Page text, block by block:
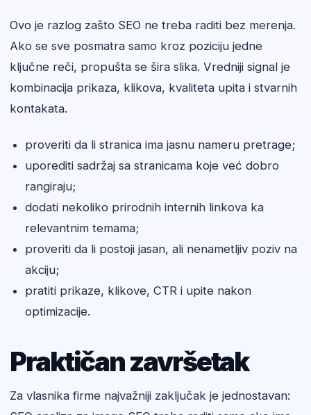
Ovo je razlog zašto SEO ne treba raditi bez merenja.
Ako se sve posmatra samo kroz poziciju jedne
ključne reči, propušta se šira slika. Vredniji signal je
kombinacija prikaza, klikova, kvaliteta upita i stvarnih
kontakata.
proveriti da li stranica ima jasnu nameru pretrage;
uporediti sadržaj sa stranicama koje već dobro
rangiraju;
dodati nekoliko prirodnih internih linkova ka
relevantnim temama;
proveriti da li postoji jasan, ali nenametljiv poziv na
akciju;
pratiti prikaze, klikove, CTR i upite nakon
optimizacije.
Praktičan završetak
Za vlasnika firme najvažniji zaključak je jednostavan: